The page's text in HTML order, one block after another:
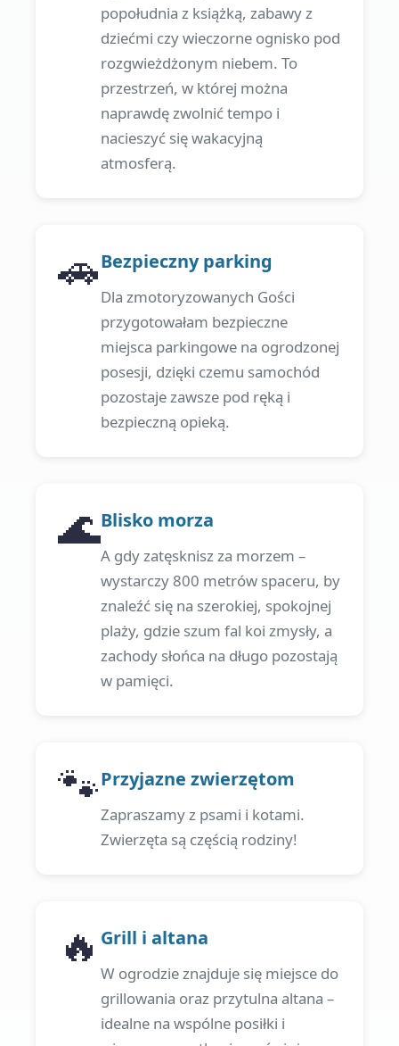
popołudnia z książką, zabawy z
dziećmi czy wieczorne ognisko pod
rozgwieżdżonym niebem. To
przestrzeń, w której można
naprawdę zwolnić tempo i
nacieszyć się wakacyjną
atmosferą.
🚗Bezpieczny parking
Dla zmotoryzowanych Gości
przygotowałam bezpieczne
miejsca parkingowe na ogrodzonej
posesji, dzięki czemu samochód
pozostaje zawsze pod ręką i
bezpieczną opieką.
🌊Blisko morza
A gdy zatęsknisz za morzem –
wystarczy 800 metrów spaceru, by
znaleźć się na szerokiej, spokojnej
plaży, gdzie szum fal koi zmysły, a
zachody słońca na długo pozostają
w pamięci.
🐾Przyjazne zwierzętom
Zapraszamy z psami i kotami.
Zwierzęta są częścią rodziny!
🔥 Grill i altana
W ogrodzie znajduje się miejsce do
grillowania oraz przytulna altana –
idealne na wspólne posiłki i